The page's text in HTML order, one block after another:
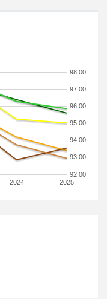
2024 2025
92.00
93.00
94.00
95.00
96.00
97.00
98.00